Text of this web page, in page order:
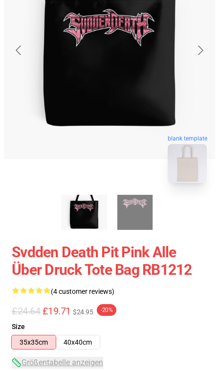
blank template
Svdden Death Pit Pink Alle
Über Druck Tote Bag RB1212
(4 customer reviews)
£24.64 £19.71 $24.95 -20%
Size
35x35cm
40x40cm
Größentabelle anzeigen